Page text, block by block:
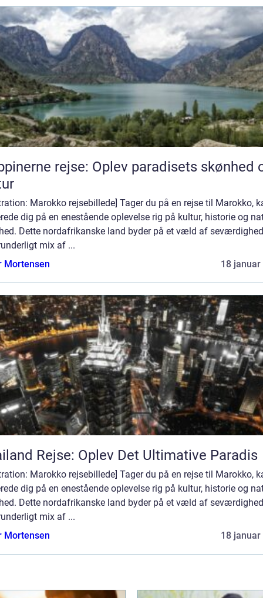
rejse: Oplev paradisets skønhed
Marokko rejsebillede] Tager du på en rejse til Marokko,
dig på en enestående oplevelse rig på kultur, historie og
Dette nordafrikanske land byder på et væld af
mix af ...
Mortensen
18 januar
Rejse: Oplev Det Ultimative Paradis
Marokko rejsebillede] Tager du på en rejse til Marokko,
dig på en enestående oplevelse rig på kultur, historie og
Dette nordafrikanske land byder på et væld af
mix af ...
Mortensen
18 januar